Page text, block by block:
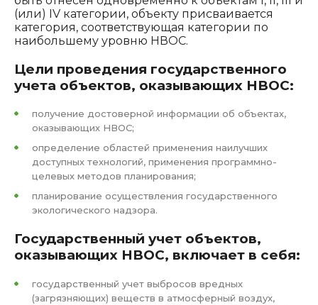
(или) IV категории, объекту присваивается
категория, соответствующая категории по
наибольшему уровню НВОС.
Цели проведения государственного
учета объектов, оказывающих НВОС:
получение достоверной информации об объектах,
оказывающих НВОС;
определение областей применения наилучших
доступных технологий, применения программно-
целевых методов планирования;
планирование осуществления государственного
экологического надзора.
Государственный учет объектов,
оказывающих НВОС, включает в себя:
государственный учет выбросов вредных
(загрязняющих) веществ в атмосферный воздух,